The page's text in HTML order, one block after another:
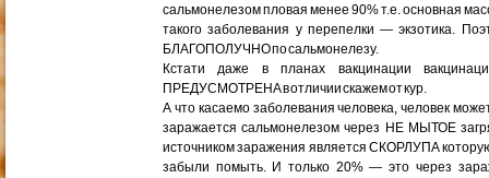
сальмонелезом пловая менее 90% т.е. основная
такого заболевания у перепелки — экзотика.
БЛАГОПОЛУЧНО по сальмонелезу.
Кстати даже в планах вакцинации
ПРЕДУСМОТРЕНА в отличии скажем от кур.
А что касаемо заболевания человека, человек
заражается сальмонелезом через НЕ МЫТОЕ
источником заражения является СКОРЛУПА
забыли помыть. И только 20% — это через